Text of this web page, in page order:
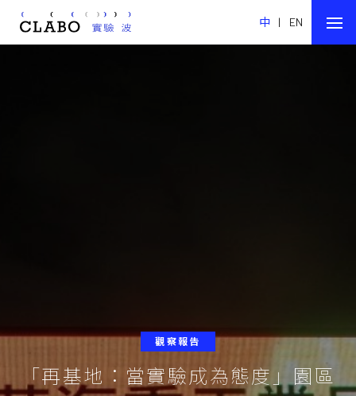
中 | EN
觀察報告
「再基地：當實驗成為態度」園區